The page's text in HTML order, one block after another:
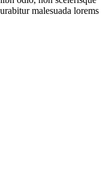
malesuada lorems